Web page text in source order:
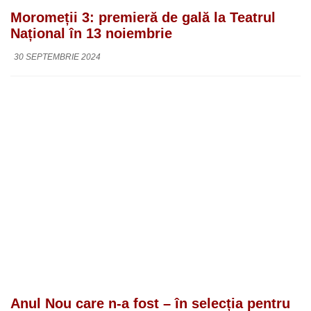
Moromeții 3: premieră de gală la Teatrul
Național în 13 noiembrie
30 SEPTEMBRIE 2024
Anul Nou care n-a fost – în selecția pentru